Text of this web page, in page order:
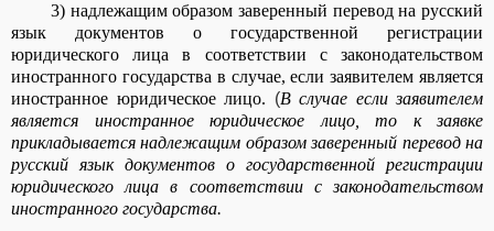
3) надлежащим образом заверенный перевод на русский
язык документов о государственной регистрации
юридического лица в соответствии с законодательством
иностранного государства в случае, если заявителем является
иностранное юридическое лицо. (В случае если заявителем
является иностранное юридическое лицо, то к заявке
прикладываетсянадлежащим образом заверенный переводна
русский язык документов о государственной регистрации
юридического лица в соответствии с законодательством
иностранного государства.